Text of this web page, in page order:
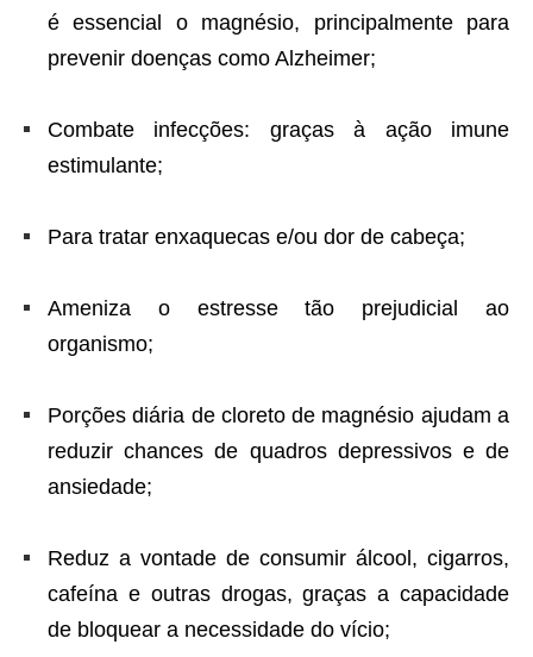
é essencial o magnésio, principalmente para
prevenir doenças como Alzheimer;
Combate infecções: graças à ação imune
estimulante;
Para tratar enxaquecas e/ou dor de cabeça;
Ameniza o estresse tão prejudicial ao
organismo;
Porções diária de cloreto de magnésio ajudam a
reduzir chances de quadros depressivos e de
ansiedade;
Reduz a vontade de consumir álcool, cigarros,
cafeína e outras drogas, graças a capacidade
de bloquear a necessidade do vício;